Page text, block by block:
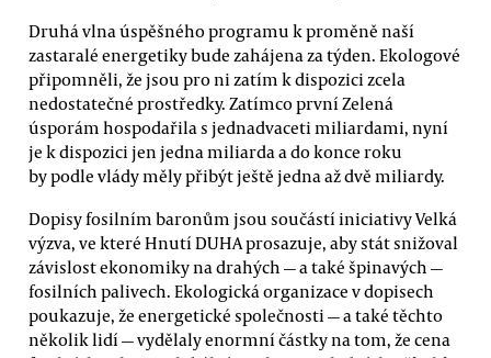
Druhá vlna úspěšného programu k proměně naší
zastaralé energetiky bude zahájena za týden. Ekologové
připomněli, že jsou pro ni zatím k dispozici zcela
nedostatečné prostředky. Zatímco první Zelená
úsporám hospodařila s jednadvaceti miliardami, nyní
je k dispozici jen jedna miliarda a do konce roku
by podle vlády měly přibýt ještě jedna až dvě miliardy.
Dopisy fosilním baronům jsou součástí iniciativy Velká
výzva, ve které Hnutí DUHA prosazuje, aby stát snižoval
závislost ekonomiky na drahých — a také špinavých —
fosilních palivech. Ekologická organizace v dopisech
poukazuje, že energetické společnosti — a také těchto
několik lidí — vydělaly enormní částky na tom, že cena